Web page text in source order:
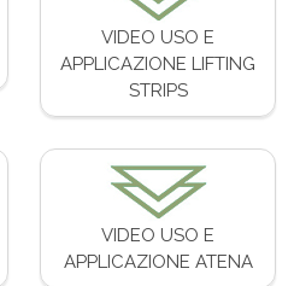
VIDEO USO E
APPLICAZIONE LIFTING
STRIPS
VIDEO USO E
APPLICAZIONE ATENA